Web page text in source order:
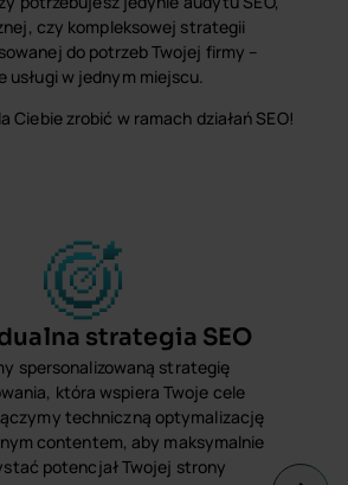
czy kompleksowej strategii
do potrzeb Twojej firmy –
w jednym miejscu.
Ciebie zrobić w ramach działań SEO!
strategia SEO
spersonalizowaną strategię
która wspiera Twoje cele
techniczną optymalizację
contentem, aby maksymalnie
potencjał Twojej strony